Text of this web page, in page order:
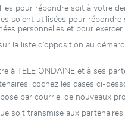
pour répondre soit à votre
soient utilisées pour
personnelles et pour
la liste d’opposition au
à TELE ONDAINE et à ses
cochez les cases ci-
par courriel de nouveaux
soit transmise aux